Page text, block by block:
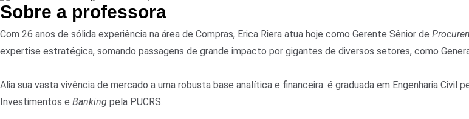
Sobre a professora
Com 26 anos de sólida experiência na área de Compras, Erica Riera atua hoje como Gerente Sênior de
expertise estratégica, somando passagens de grande impacto por gigantes de diversos setores, como
Alia sua vasta vivência de mercado a uma robusta base analítica e financeira: é graduada em Engenharia
Investimentos e Banking pela PUCRS.